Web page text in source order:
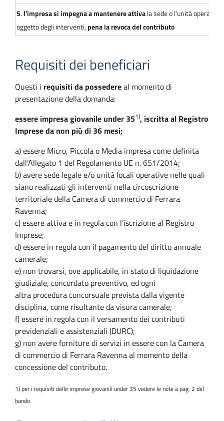
5. l'impresa si impegna a mantenere attivala sede o l'unità operativa
oggetto degli interventi,pena la revoca del contributo
Requisiti dei beneficiari
Questi i requisiti da possedereal momento di
presentazione della domanda:
essere impresa giovanile under 351), iscritta al Registro
Imprese da non più di 36 mesi;
a) essere Micro, Piccola o Media impresa come definita
dall’Allegato 1 del Regolamento UE n. 651/2014;
b) avere sede legale e/o unità locali operative nelle quali
siano realizzati gli interventi nella circoscrizione
territoriale della Camera di commercio di Ferrara
Ravenna;
c) essere attiva e in regola con l’iscrizione al Registro
Imprese;
d) essere in regola con il pagamento del diritto annuale
camerale;
e) non trovarsi, ove applicabile, in stato di liquidazione
giudiziale, concordato preventivo, ed ogni
altra procedura concorsuale prevista dalla vigente
disciplina, come risultante da visura camerale;
f) essere in regola con il versamento dei contributi
previdenziali e assistenziali (DURC);
g) non avere forniture di servizi in essere con la Camera
di commercio di Ferrara Ravenna al momento della
concessione del contributo.
1) per i requisiti delle imprese giovanili under 35 vedere le note a pag. 2 del
bando